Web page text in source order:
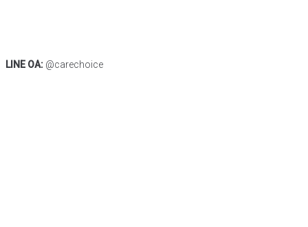
LINE OA: @carechoice